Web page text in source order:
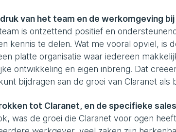
van het team en de werkomgeving
is ontzettend positief en
kennis te delen. Wat me vooral opviel, is
platte organisatie waar iedereen
ontwikkeling en eigen inbreng. Dat
bijdragen aan de groei van Claranet als
tot Claranet, en de specifieke
was de groei die Claranet voor ogen